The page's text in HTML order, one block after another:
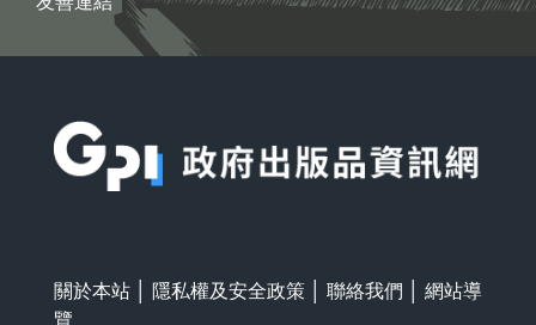
關於本站 隱私權及安全政策 聯絡我們
網站導
覽